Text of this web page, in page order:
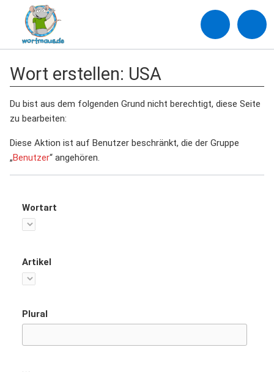
Wort erstellen: USA
Du bist aus dem folgenden Grund nicht berechtigt, diese Seite
zu bearbeiten:
Diese Aktion ist auf Benutzer beschränkt, die der Gruppe
„Benutzer“ angehören.
Wortart
Artikel
Plural